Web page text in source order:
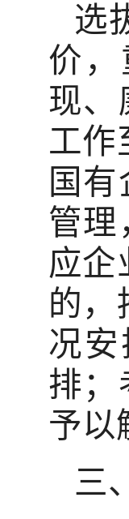
选
价
现、
工作
国
管理
应企
的，
况
排；
予以
三